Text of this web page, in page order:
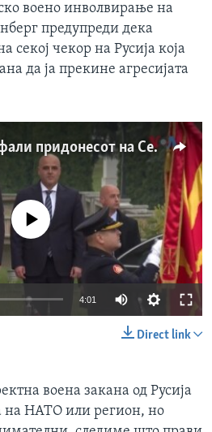
воено инволвирање на
предупреди дека
секој чекор на Русија која
да ја прекине агресијата
Столтенберг го пофали придонесот на Северна Македонија во НАТО
currently available
4:01
Direct link
воена закана од Русија
на НАТО или регион, но